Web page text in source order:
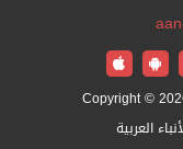
Copyright ©
العربية